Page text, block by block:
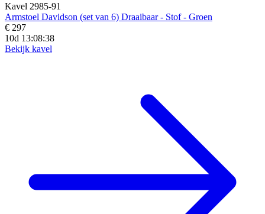
Kavel 2985-91
Armstoel Davidson (set van 6) Draaibaar - Stof - Groen
€ 297
10d 13:08:36
Bekijk kavel